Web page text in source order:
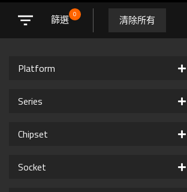
篩選
0 清除所有
Platform
Series
Chipset
Socket